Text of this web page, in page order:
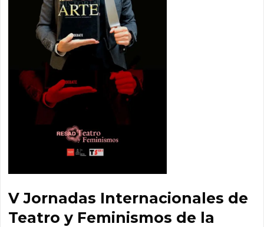
V Jornadas Internacionales de
Teatro y Feminismos de la